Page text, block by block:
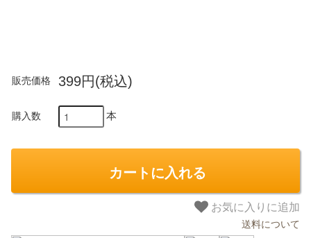
販売価格 399円(税込)
購入数 本
カートに入れる
お気に入りに追加
送料について
新規会員様限定
今すぐ使える300円OFFクーポンを
ご用意しました🎁
会員登録ありがとうございます！
300円OFF